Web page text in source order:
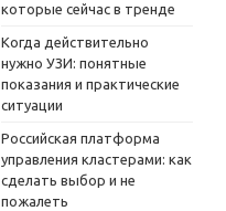
которые сейчас в тренде
Когда действительно
нужно УЗИ: понятные
показания и практические
ситуации
Российская платформа
управления кластерами: как
сделать выбор и не
пожалеть